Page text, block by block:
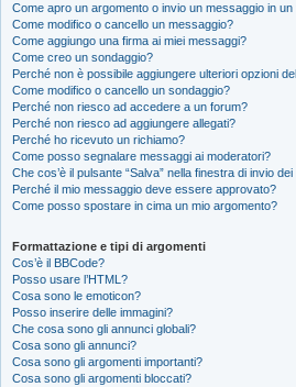
Come apro un argomento o invio un messaggio in un
Come modifico o cancello un messaggio?
Come aggiungo una firma ai miei messaggi?
Come creo un sondaggio?
Perché non è possibile aggiungere ulteriori opzioni
Come modifico o cancello un sondaggio?
Perché non riesco ad accedere a un forum?
Perché non riesco ad aggiungere allegati?
Perché ho ricevuto un richiamo?
Come posso segnalare messaggi ai moderatori?
Che cos’è il pulsante “Salva” nella finestra di invio
Perché il mio messaggio deve essere approvato?
Come posso spostare in cima un mio argomento?
Formattazione e tipi di argomenti
Cos’è il BBCode?
Posso usare l’HTML?
Cosa sono le emoticon?
Posso inserire delle immagini?
Che cosa sono gli annunci globali?
Cosa sono gli annunci?
Cosa sono gli argomenti importanti?
Cosa sono gli argomenti bloccati?